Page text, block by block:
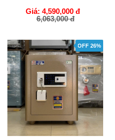
Giá: 4,590,000 đ
6,063,000 đ
OFF 26%